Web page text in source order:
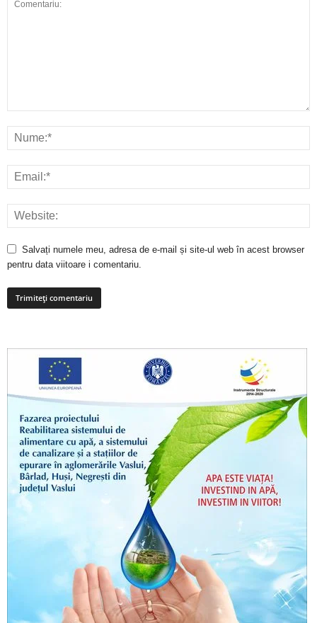
Salvați numele meu, adresa de e-mail și site-ul web în acest browser
pentru data viitoare i comentariu.